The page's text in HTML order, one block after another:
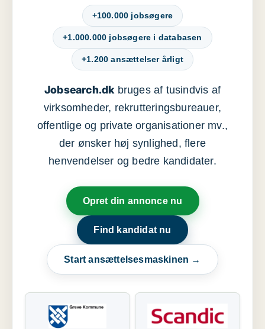
+100.000 jobsøgere
+1.000.000 jobsøgere i databasen
+1.200 ansættelser årligt
Jobsearch.dkbruges af tusindvis af
virksomheder, rekrutteringsbureauer,
offentlige og private organisationer mv.,
der ønsker høj synlighed, flere
henvendelser og bedre kandidater.
Opret din annonce nu
Find kandidat nu
Start ansættelsesmaskinen →